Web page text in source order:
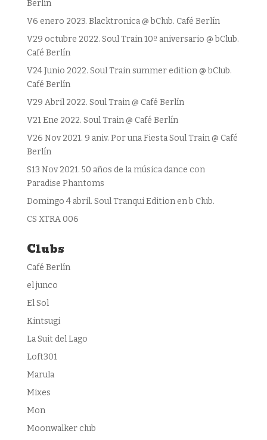
Berlín
V6 enero 2023. Blacktronica @ bClub. Café Berlín
V29 octubre 2022. Soul Train 10º aniversario @ bClub.
Café Berlín
V24 Junio 2022. Soul Train summer edition @ bClub.
Café Berlín
V29 Abril 2022. Soul Train @ Café Berlín
V21 Ene 2022. Soul Train @ Café Berlín
V26 Nov 2021. 9 aniv. Por una Fiesta Soul Train @ Café
Berlín
S13 Nov 2021. 50 años de la música dance con
Paradise Phantoms
Domingo 4 abril. Soul Tranqui Edition en b Club.
CS XTRA 006
Clubs
Café Berlín
el junco
El Sol
Kintsugi
La Suit del Lago
Loft301
Marula
Mixes
Mon
Moonwalker club